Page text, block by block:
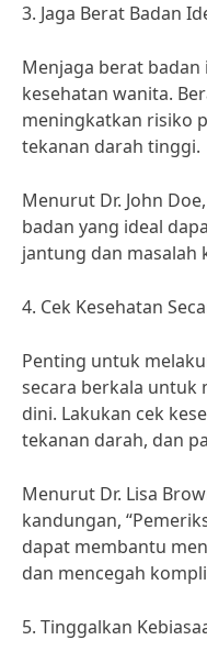
3. Jaga Berat Badan
Menjaga berat
kesehatan wanita.
meningkatkan risiko
tekanan darah tinggi.
Menurut Dr. John
badan yang ideal
jantung dan masalah
4. Cek Kesehatan
Penting untuk
secara berkala untuk
dini. Lakukan cek
tekanan darah, dan
Menurut Dr. Lisa
kandungan,
dapat membantu
dan mencegah
5. Tinggalkan